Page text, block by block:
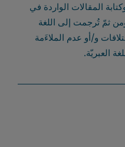
المقالات الواردة في
ومن ثمّ تُرجمت إلى اللغة
و/أو عدم الملاءَمة
العبريّة.